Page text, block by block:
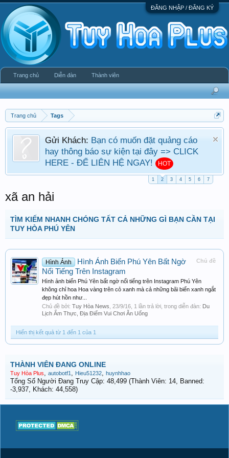
ĐĂNG NHẬP / ĐĂNG KÝ
Trang chủ Tags
Gửi Khách: Bạn có muốn đặt quảng cáo
hay thông báo sự kiện tại đây => CLICK
HERE - ĐỂ LIÊN HỆ NGAY!
HOT
1 2 3 4 5 6 7
xã an hải
TÌM KIẾM NHANH CHÓNG TẤT CẢ NHỮNG GÌ BẠN CẦN TẠI
TUY HÒA PHÚ YÊN
Chủ đề
Hình Ảnh
Hình Ảnh Biển Phú Yên Bất Ngờ
Nổi Tiếng Trên Instagram
Hình ảnh biển Phú Yên bất ngờ nổi tiếng trên Instagram Phú Yên
không chỉ hoa Hoa vàng trên cỏ xanh mà cả những bãi biển xanh ngắt
đẹp hút hồn như...
Chủ đề bởi: Tuy Hòa News 23/9/16 , 1 lần trả lời, trong diễn đàn: Du
Lịch Ẩm Thực, Địa Điểm Vui Chơi Ăn Uống
Hiển thị kết quả từ 1 đến 1 của 1
THÀNH VIÊN ĐANG ONLINE
Tuy Hòa Plus, autobotf1 , Hieu51232, huynhhao
Tổng Số Người Đang Truy Cập: 48,499 (Thành Viên: 14, Banned:
-3,937, Khách: 44,558)
Trang chủ Diễn đàn Thành viên